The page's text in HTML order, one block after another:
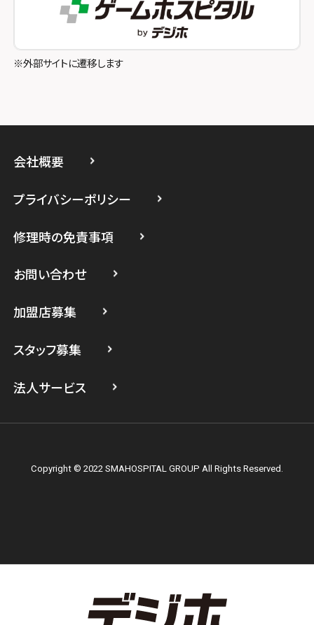
スマホスピタル吉祥寺
スマホスピタル立川
スマホスピタル たまプラーザ駅前
スマホスピタル 登戸・向ヶ丘遊園
スマホスピタル 武蔵小杉
スマホスピタル テルル上大岡
※外部サイトに遷移します
会社概要
プライバシーポリシー
修理時の免責事項
お問い合わせ
加盟店募集
スタッフ募集
法人サービス
Copyright © 2022 SMAHOSPITAL GROUP All Rights Reserved.